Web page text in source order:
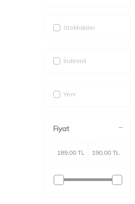
Stoktakiler
İndirimli
Yeni
Fiyat